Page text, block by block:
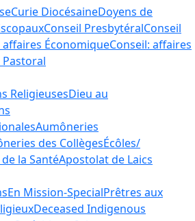
Curie DiocésaineDoyens de
Conseil PresbytéralConseil
affaires ÉconomiqueConseil: affaires
Pastoral
ReligieusesDieu au
Aumôneries
des CollègesÉcôles/
la SantéApostolat de Laics
En Mission-SpecialPrêtres aux
Deceased Indigenous